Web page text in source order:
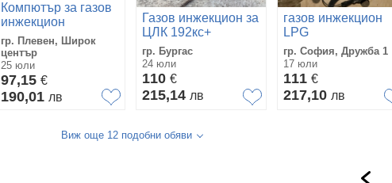
Компютър за газов
инжекцион
KING/DIGITRONIC/AEB/OMVL
MP48
гр. Плевен, Широк
център
25 юли
97,15 €
190,01 лв
Газов инжекцион за
ЦЛК 192кс+
гр. Бургас
24 юли
110 €
215,14 лв
газов инжекцион
LPG
гр. София, Дружба 1
17 юли
111 €
217,10 лв
Виж още 12 подобни обяви